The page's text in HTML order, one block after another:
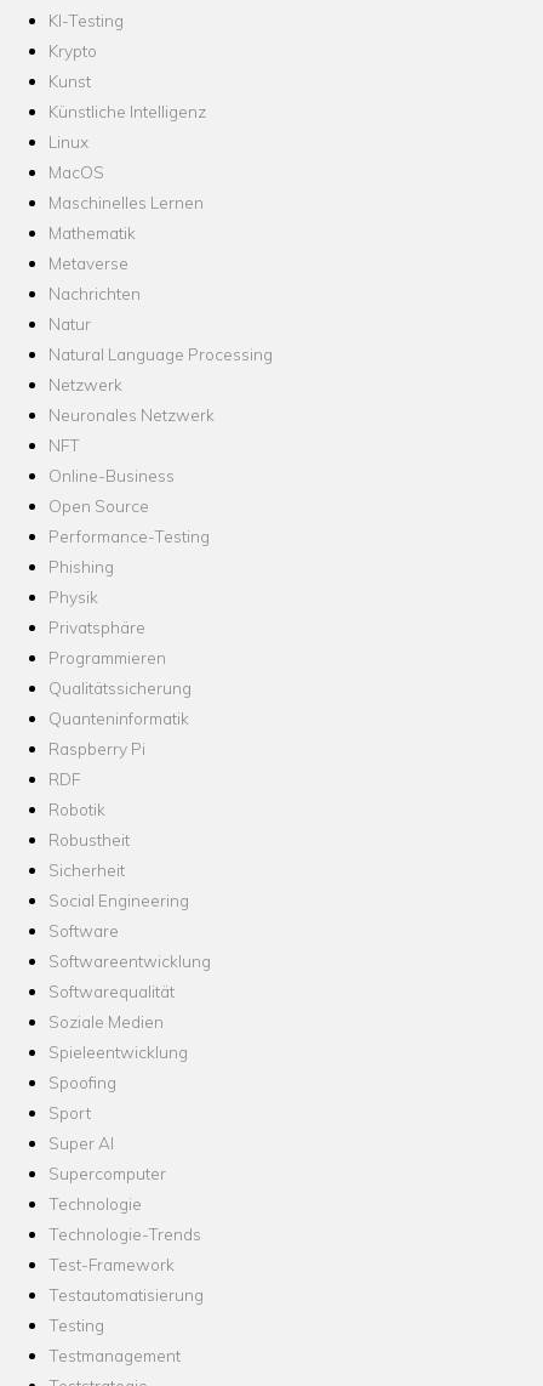
KI-Testing
Krypto
Kunst
Künstliche Intelligenz
Linux
MacOS
Maschinelles Lernen
Mathematik
Metaverse
Nachrichten
Natur
Natural Language Processing
Netzwerk
Neuronales Netzwerk
NFT
Online-Business
Open Source
Performance-Testing
Phishing
Physik
Privatsphäre
Programmieren
Qualitätssicherung
Quanteninformatik
Raspberry Pi
RDF
Robotik
Robustheit
Sicherheit
Social Engineering
Software
Softwareentwicklung
Softwarequalität
Soziale Medien
Spieleentwicklung
Spoofing
Sport
Super AI
Supercomputer
Technologie
Technologie-Trends
Test-Framework
Testautomatisierung
Testing
Testmanagement